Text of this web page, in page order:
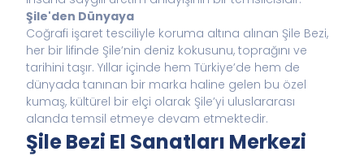
Şile'den Dünyaya
Coğrafi işaret tesciliyle koruma altına alınan Şile Bezi,
her bir lifinde Şile’nin deniz kokusunu, toprağını ve
tarihini taşır. Yıllar içinde hem Türkiye’de hem de
dünyada tanınan bir marka haline gelen bu özel
kumaş, kültürel bir elçi olarak Şile’yi uluslararası
alanda temsil etmeye devam etmektedir.
Şile Bezi El Sanatları Merkezi